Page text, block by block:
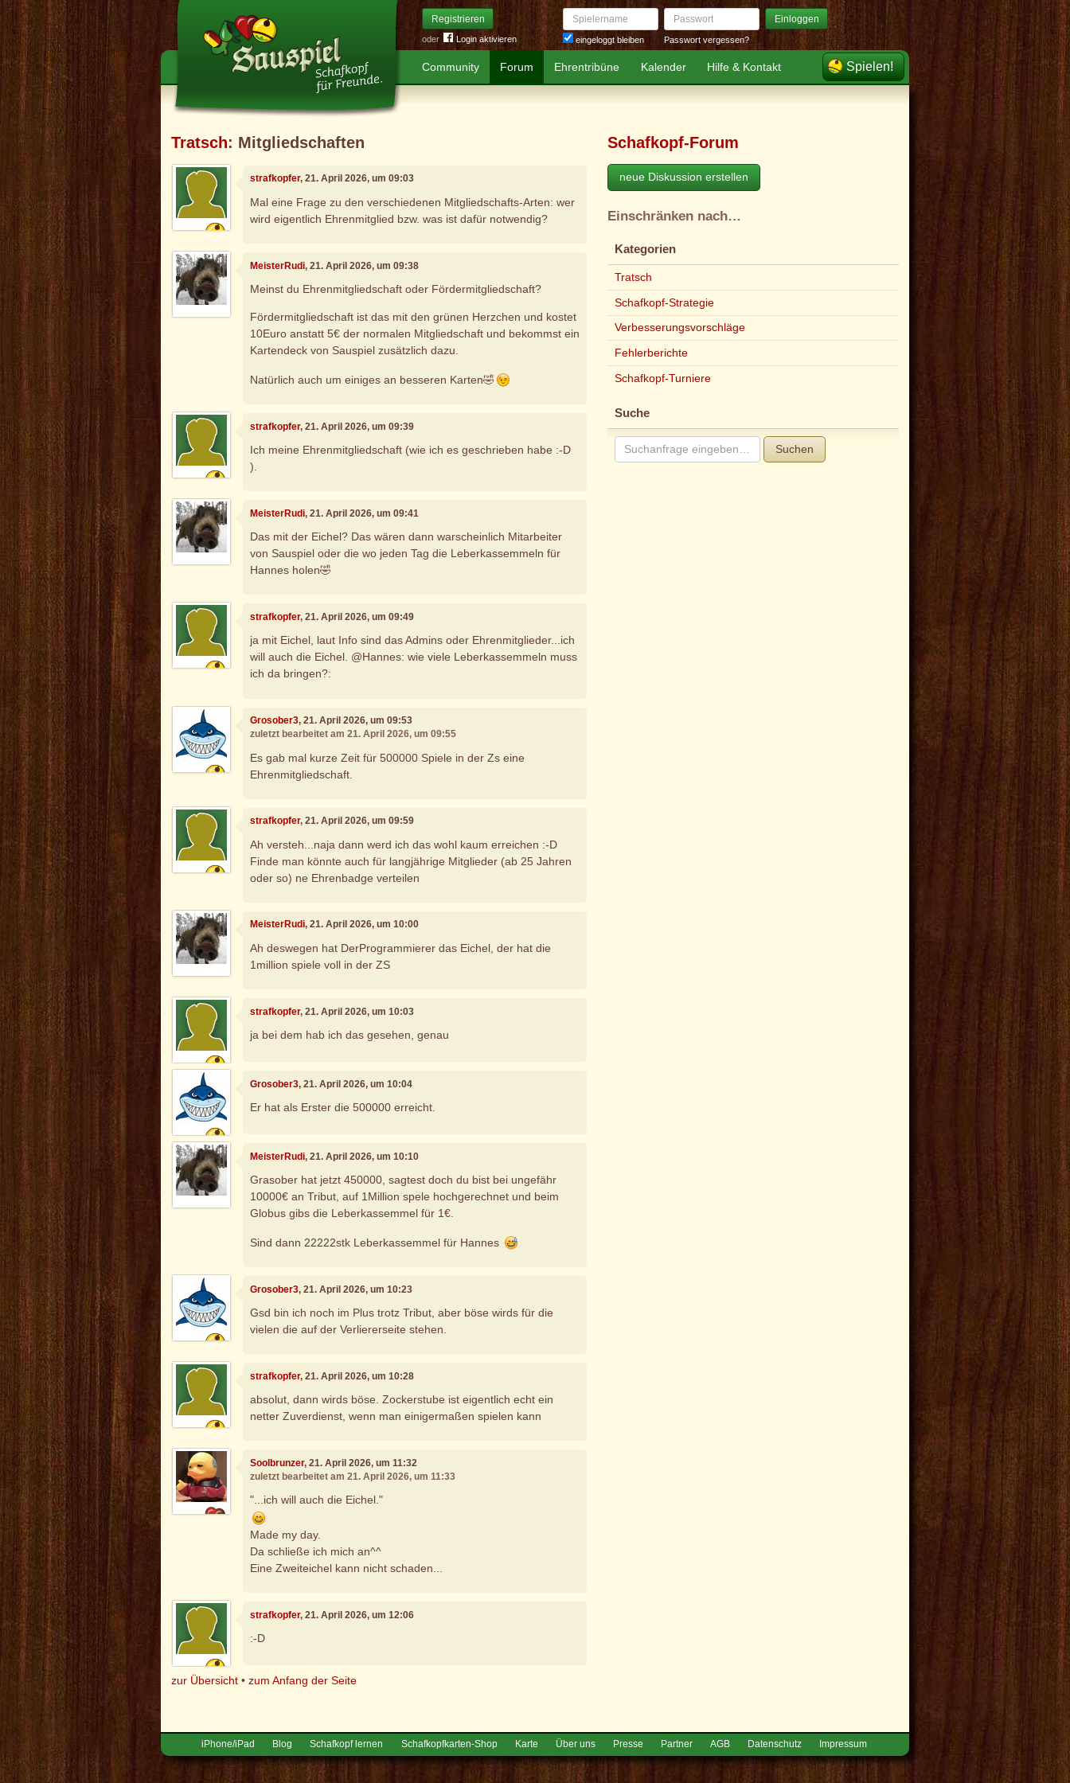
Registrieren
oder Login aktivieren
Spielername
eingeloggt bleiben
Passwort Einloggen
Passwort vergessen?
Community Forum Ehrentribüne Kalender Hilfe & Kontakt Spielen!
Tratsch: Mitgliedschaften
strafkopfer, 21. April 2026, um 09:03
Mal eine Frage zu den verschiedenen Mitgliedschafts-Arten: wer
wird eigentlich Ehrenmitglied bzw. was ist dafür notwendig?
MeisterRudi, 21. April 2026, um 09:38
Meinst du Ehrenmitgliedschaft oder Fördermitgliedschaft?
Fördermitgliedschaft ist das mit den grünen Herzchen und kostet
10Euro anstatt 5€ der normalen Mitgliedschaft und bekommst ein
Kartendeck von Sauspiel zusätzlich dazu.
Natürlich auch um einiges an besseren Karten🤣
strafkopfer, 21. April 2026, um 09:39
Ich meine Ehrenmitgliedschaft (wie ich es geschrieben habe :-D
).
MeisterRudi, 21. April 2026, um 09:41
Das mit der Eichel? Das wären dann warscheinlich Mitarbeiter
von Sauspiel oder die wo jeden Tag die Leberkassemmeln für
Hannes holen🤣
strafkopfer, 21. April 2026, um 09:49
ja mit Eichel, laut Info sind das Admins oder Ehrenmitglieder...ich
will auch die Eichel. @Hannes: wie viele Leberkassemmeln muss
ich da bringen?:
Grosober3, 21. April 2026, um 09:53
zuletzt bearbeitet am 21. April 2026, um 09:55
Es gab mal kurze Zeit für 500000 Spiele in der Zs eine
Ehrenmitgliedschaft.
strafkopfer, 21. April 2026, um 09:59
Ah versteh...naja dann werd ich das wohl kaum erreichen :-D
Finde man könnte auch für langjährige Mitglieder (ab 25 Jahren
oder so) ne Ehrenbadge verteilen
MeisterRudi, 21. April 2026, um 10:00
Ah deswegen hat DerProgrammierer das Eichel, der hat die
1million spiele voll in der ZS
strafkopfer, 21. April 2026, um 10:03
ja bei dem hab ich das gesehen, genau
Grosober3, 21. April 2026, um 10:04
Er hat als Erster die 500000 erreicht.
MeisterRudi, 21. April 2026, um 10:10
Grasober hat jetzt 450000, sagtest doch du bist bei ungefähr
10000€ an Tribut, auf 1Million spele hochgerechnet und beim
Globus gibs die Leberkassemmel für 1€.
Sind dann 22222stk Leberkassemmel für Hannes
Grosober3, 21. April 2026, um 10:23
Gsd bin ich noch im Plus trotz Tribut, aber böse wirds für die
vielen die auf der Verliererseite stehen.
strafkopfer, 21. April 2026, um 10:28
absolut, dann wirds böse. Zockerstube ist eigentlich echt ein
netter Zuverdienst, wenn man einigermaßen spielen kann
Soolbrunzer, 21. April 2026, um 11:32
zuletzt bearbeitet am 21. April 2026, um 11:33
"...ich will auch die Eichel."
Made my day.
Da schließe ich mich an^^
Eine Zweiteichel kann nicht schaden...
strafkopfer, 21. April 2026, um 12:06
:-D
zur Übersicht •zum Anfang der Seite
Schafkopf-Forum
neue Diskussion erstellen
Einschränken nach…
Kategorien
Tratsch
Schafkopf-Strategie
Verbesserungsvorschläge
Fehlerberichte
Schafkopf-Turniere
Suche
Suchen
iPhone/iPad Blog Schafkopf lernen Schafkopfkarten-Shop Karte Über uns Presse Partner AGB Datenschutz Impressum